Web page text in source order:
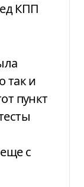
КПП
так и
пункт
с